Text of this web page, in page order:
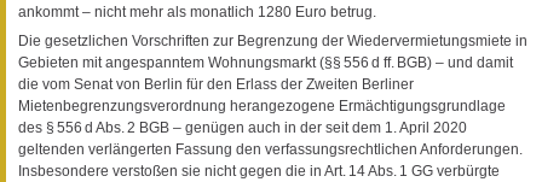
ankommt – nicht mehr als monatlich 1280 Euro betrug.
Die gesetzlichen Vorschriften zur Begrenzung der Wiedervermietungsmiete in
Gebieten mit angespanntem Wohnungsmarkt (§§ 556 d ff. BGB) – und damit
die vom Senat von Berlin für den Erlass der Zweiten Berliner
Mietenbegrenzungsverordnung herangezogene Ermächtigungsgrundlage
des § 556 d Abs. 2 BGB – genügen auch in der seit dem 1. April 2020
geltenden verlängerten Fassung den verfassungsrechtlichen Anforderungen.
Insbesondere verstoßen sie nicht gegen die in Art. 14 Abs. 1 GG verbürgte